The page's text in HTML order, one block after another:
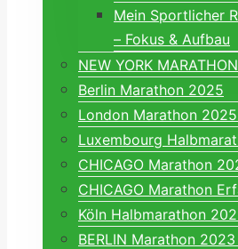
Mein Sportlicher
– Fokus & Aufbau
NEW YORK
Berlin Marathon 2025
London Marathon 2025
Luxembourg
CHICAGO Marathon
CHICAGO Marathon
Köln Halbmarathon
BERLIN Marathon